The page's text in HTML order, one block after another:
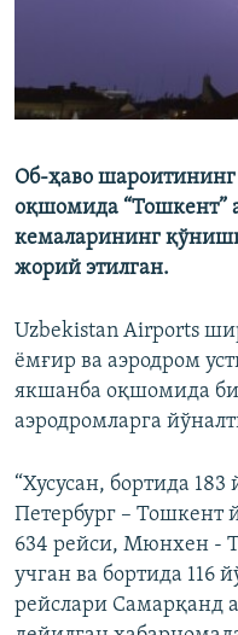
Об-ҳаво шароитининг
оқшомида “Тошкент”
кемаларининг
жорий этилган.
Uzbekistan Airports
ёмғир ва аэродром
якшанба оқшомида
аэродромларга
“Хусусан, бортида
Петербург – Тошкент
634 рейси, Мюнхен -
учган ва бортида 116
рейслари Самарқанд